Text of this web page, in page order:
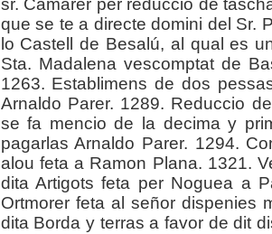
sr. Camarer per reducció de
que se te a directe domini del Sr.
lo Castell de Besalú, al qual es
Sta. Madalena vescomptat de
1263. Establimens de dos
Arnaldo Parer. 1289. Reduccio
se fa mencio de la decima y
pagarlas Arnaldo Parer. 1294.
alou feta a Ramon Plana. 1321.
dita Artigots feta per Noguea a
Ortmorer feta al señor dispenies
dita Borda y terras a favor de dit